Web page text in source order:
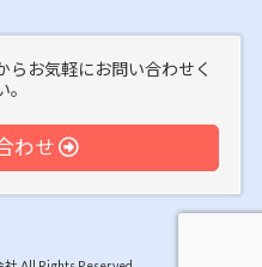
らお気軽にお問い合わせく
。
わせ